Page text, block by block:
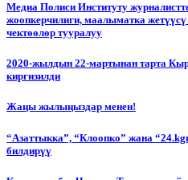
Медиа Полиси Институту
жоопкерчилиги, маалыматка
чектөөлөр тууралуу
2020-жылдын 22-мартынан тарта
киргизилди
Жаңы жылыңыздар менен!
“Азаттыкка”, “Клоопко” жана
билдирүү